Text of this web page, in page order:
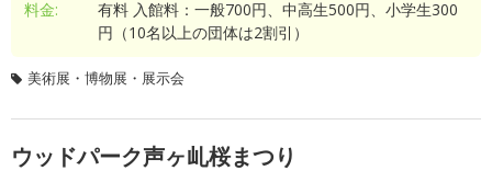
料金:
有料 入館料：一般700円、中高生500円、小学生300
円（10名以上の団体は2割引）
美術展・博物展・展示会
ウッドパーク声ヶ乢桜まつり